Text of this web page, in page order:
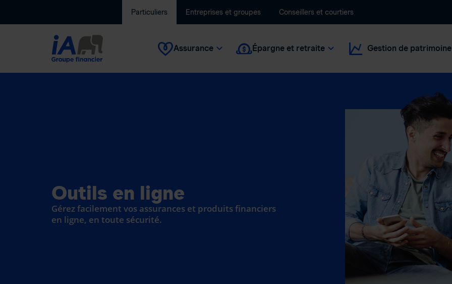
Particuliers Entreprises et groupes Conseillers et courtiers
Assurance Épargne et retraite Gestion de patrimoine
Outils en ligne
Gérez facilement vos assurances et produits financiers
en ligne, en toute sécurité.